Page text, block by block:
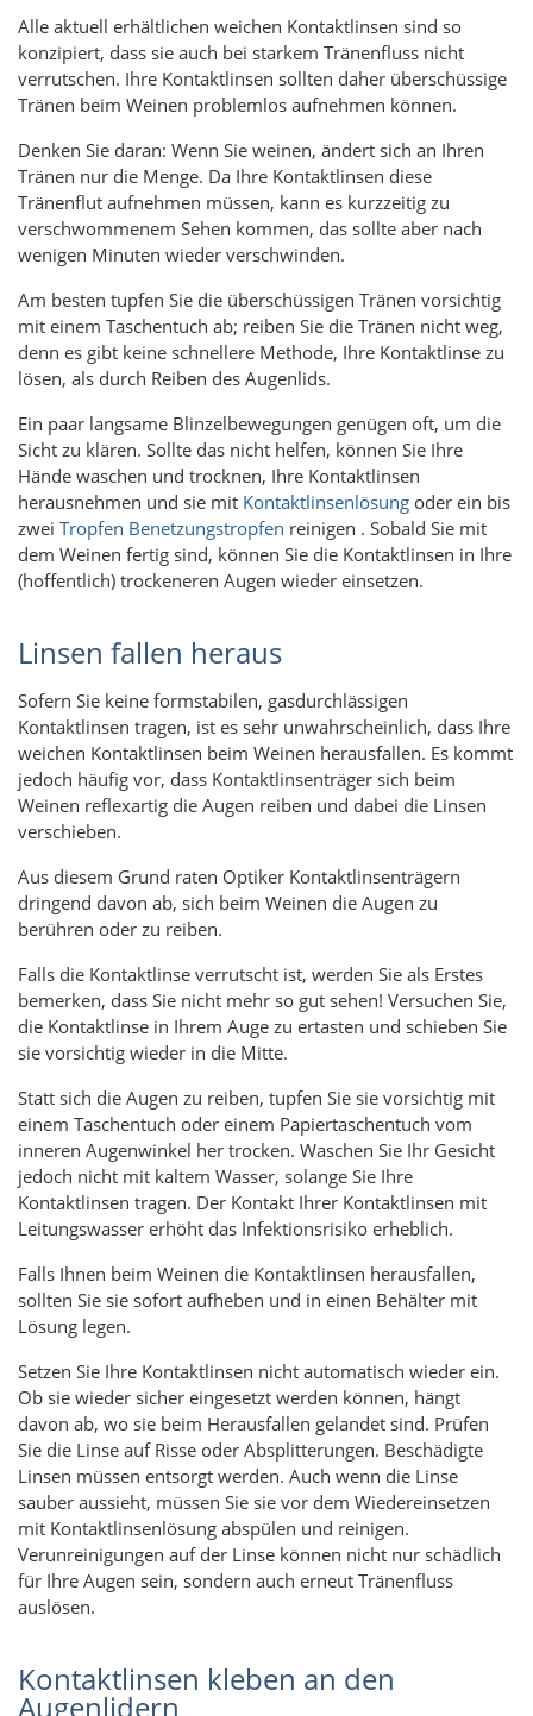
Alle aktuell erhältlichen weichen Kontaktlinsen sind so
konzipiert, dass sie auch bei starkem Tränenfluss nicht
verrutschen. Ihre Kontaktlinsen sollten daher überschüssige
Tränen beim Weinen problemlos aufnehmen können.
Denken Sie daran: Wenn Sie weinen, ändert sich an Ihren
Tränen nur die Menge. Da Ihre Kontaktlinsen diese
Tränenflut aufnehmen müssen, kann es kurzzeitig zu
verschwommenem Sehen kommen, das sollte aber nach
wenigen Minuten wieder verschwinden.
Am besten tupfen Sie die überschüssigen Tränen vorsichtig
mit einem Taschentuch ab; reiben Sie die Tränen nicht weg,
denn es gibt keine schnellere Methode, Ihre Kontaktlinse zu
lösen, als durch Reiben des Augenlids.
Ein paar langsame Blinzelbewegungen genügen oft, um die
Sicht zu klären. Sollte das nicht helfen, können Sie Ihre
Hände waschen und trocknen, Ihre Kontaktlinsen
herausnehmen und sie mit Kontaktlinsenlösung oder ein bis
zwei Tropfen Benetzungstropfen reinigen . Sobald Sie mit
dem Weinen fertig sind, können Sie die Kontaktlinsen in Ihre
(hoffentlich) trockeneren Augen wieder einsetzen.
Linsen fallen heraus
Sofern Sie keine formstabilen, gasdurchlässigen
Kontaktlinsen tragen, ist es sehr unwahrscheinlich, dass Ihre
weichen Kontaktlinsen beim Weinen herausfallen. Es kommt
jedoch häufig vor, dass Kontaktlinsenträger sich beim
Weinen reflexartig die Augen reiben und dabei die Linsen
verschieben.
Aus diesem Grund raten Optiker Kontaktlinsenträgern
dringend davon ab, sich beim Weinen die Augen zu
berühren oder zu reiben.
Falls die Kontaktlinse verrutscht ist, werden Sie als Erstes
bemerken, dass Sie nicht mehr so ​​gut sehen! Versuchen Sie,
die Kontaktlinse in Ihrem Auge zu ertasten und schieben Sie
sie vorsichtig wieder in die Mitte.
Statt sich die Augen zu reiben, tupfen Sie sie vorsichtig mit
einem Taschentuch oder einem Papiertaschentuch vom
inneren Augenwinkel her trocken. Waschen Sie Ihr Gesicht
jedoch nicht mit kaltem Wasser, solange Sie Ihre
Kontaktlinsen tragen. Der Kontakt Ihrer Kontaktlinsen mit
Leitungswasser erhöht das Infektionsrisiko erheblich.
Falls Ihnen beim Weinen die Kontaktlinsen herausfallen,
sollten Sie sie sofort aufheben und in einen Behälter mit
Lösung legen.
Setzen Sie Ihre Kontaktlinsen nicht automatisch wieder ein.
Ob sie wieder sicher eingesetzt werden können, hängt
davon ab, wo sie beim Herausfallen gelandet sind. Prüfen
Sie die Linse auf Risse oder Absplitterungen. Beschädigte
Linsen müssen entsorgt werden. Auch wenn die Linse
sauber aussieht, müssen Sie sie vor dem Wiedereinsetzen
mit Kontaktlinsenlösung abspülen und reinigen.
Verunreinigungen auf der Linse können nicht nur schädlich
für Ihre Augen sein, sondern auch erneut Tränenfluss
auslösen.
Kontaktlinsen kleben an den
Augenlidern